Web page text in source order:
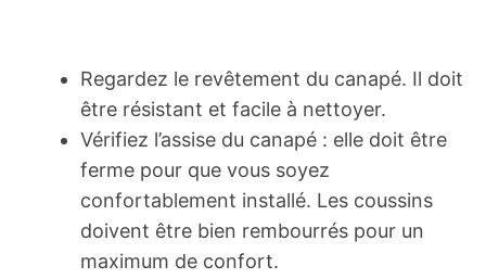
Regardez le revêtement du canapé. Il doit
être résistant et facile à nettoyer.
Vérifiez l’assise du canapé : elle doit être
ferme pour que vous soyez
confortablement installé. Les coussins
doivent être bien rembourrés pour un
maximum de confort.